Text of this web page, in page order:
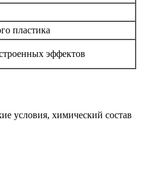
пластика
эффектов
условия, химический состав